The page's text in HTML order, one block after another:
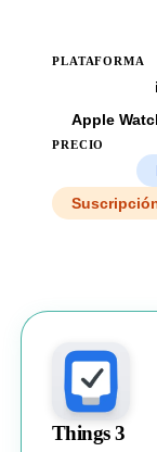
PLATAFORMA
Apple
PRECIO
Things 3